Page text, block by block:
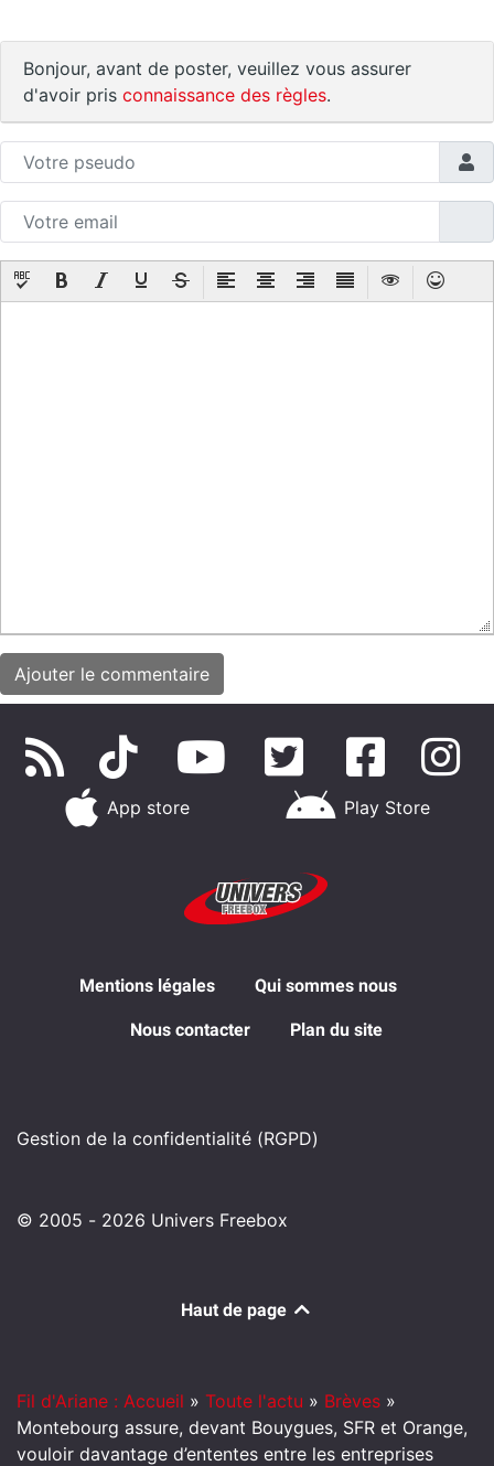
Bonjour, avant de poster, veuillez vous assurer
d'avoir pris connaissance des règles.
App store Play Store
Mentions légales Qui sommes nous
Nous contacter Plan du site
Gestion de la confidentialité (RGPD)
© 2005 - 2026 Univers Freebox
Haut de page
Fil d'Ariane : Accueil » Toute l'actu » Brèves »
Montebourg assure, devant Bouygues, SFR et Orange,
vouloir davantage d’ententes entre les entreprises